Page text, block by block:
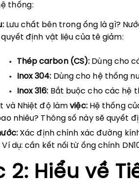
thống:
Lưu chất bên trong ống là gì?
quyết định vật liệu của tê giảm:
Thép carbon (CS): Dùng cho
Inox 304: Dùng cho hệ thống
Inox 316: Bắt buộc cho các hệ
và Nhiệt độ làmviệc:Hệ thống
nhiêu? Thông số này sẽ quyết
Xác định chính xác đường
Ví dụ: cần kết nối từ ống chính
2: Hiểu về